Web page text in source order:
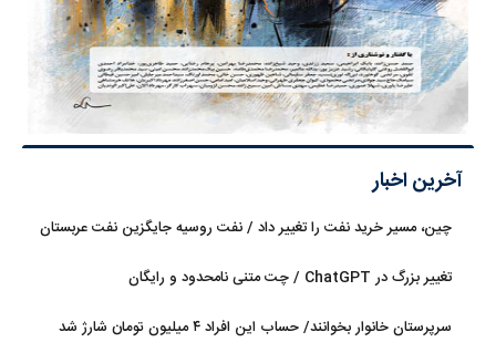
آخرین اخبار
چین، مسیر خرید نفت را تغییر داد / نفت روسیه جایگزین نفت عربستان
تغییر بزرگ در ChatGPT / چت متنی نامحدود و رایگان
سرپرستان خانوار بخوانند/ حساب این افراد ۴ میلیون تومان شارژ شد